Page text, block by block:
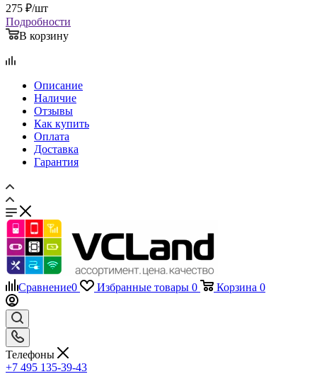
275 ₽/шт
Подробности
В корзину
Описание
Наличие
Отзывы
Как купить
Оплата
Доставка
Гарантия
Сравнение0 Избранные товары 0 Корзина 0
Телефоны
+7 495 135-39-43